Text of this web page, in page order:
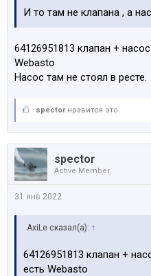
И то там не клапана , а
64126951813 клапан +
Webasto
Насос там не стоял в ресте.
spectorнравится это.
spector
Active Member
31 янв 2022
AxiLe сказал(а): ↑
64126951813 клапан +
есть Webasto